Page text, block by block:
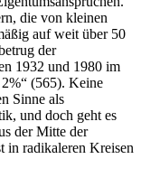
die von kleinen
auf weit über 50
der
1932 und 1980 im
(565). Keine
Sinne als
und doch geht es
der Mitte der
in radikaleren Kreisen